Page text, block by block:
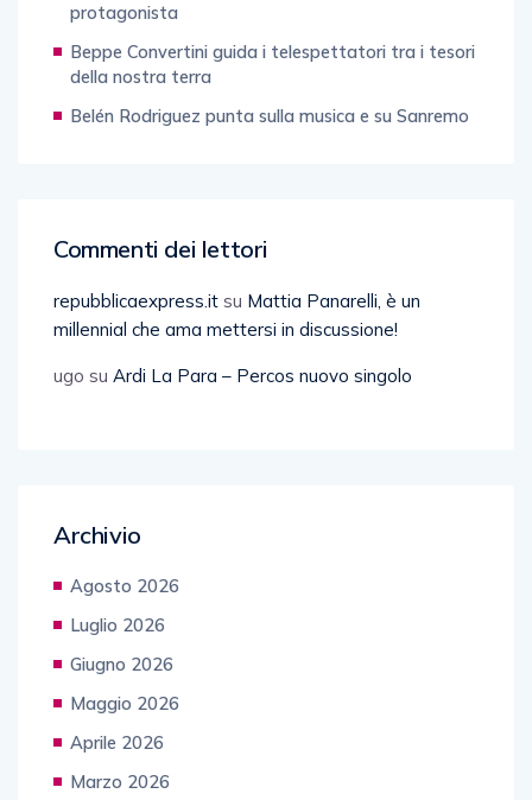
protagonista
Beppe Convertini guida i telespettatori tra i tesori
della nostra terra
Belén Rodriguez punta sulla musica e su Sanremo
Commenti dei lettori
repubblicaexpress.it su Mattia Panarelli, è un
millennial che ama mettersi in discussione!
ugo su Ardi La Para – Percos nuovo singolo
Archivio
Agosto 2026
Luglio 2026
Giugno 2026
Maggio 2026
Aprile 2026
Marzo 2026